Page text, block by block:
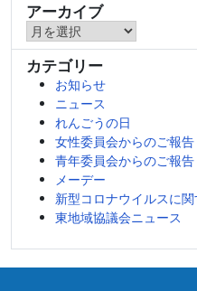
アーカイブ
ア
ー
カ
カテゴリー
お知らせ
ニュース
れんごうの日
女性委員会からのご報告
青年委員会からのご報告
メーデー
新型コロナウイルスに
東地域協議会ニュース